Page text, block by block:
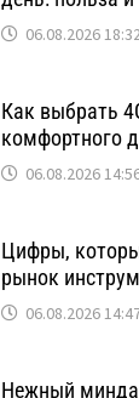
06.08.2026
Как выбрать
комфортного
06.08.2026
Цифры,
рынок
06.08.2026
Нежный